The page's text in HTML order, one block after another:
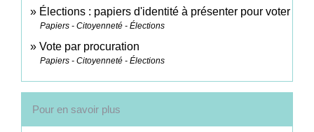
Élections : papiers d'identité à présenter pour voter
Papiers - Citoyenneté - Élections
Vote par procuration
Papiers - Citoyenneté - Élections
Pour en savoir plus